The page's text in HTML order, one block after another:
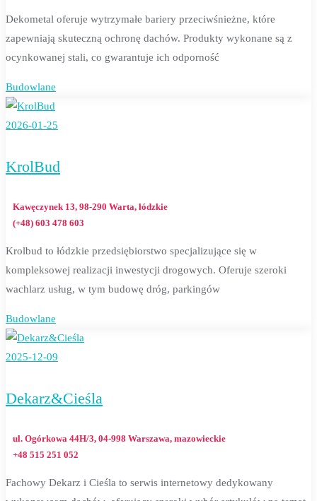
Dekometal oferuje wytrzymałe bariery przeciwśnieżne, które
zapewniają skuteczną ochronę dachów. Produkty wykonane są z
ocynkowanej stali, co gwarantuje ich odporność
Budowlane
2026-01-25
KrolBud
Kawęczynek 13, 98-290 Warta, łódzkie
(+48) 603 478 603
Krolbud to łódzkie przedsiębiorstwo specjalizujące się w
kompleksowej realizacji inwestycji drogowych. Oferuje szeroki
wachlarz usług, w tym budowę dróg, parkingów
Budowlane
2025-12-09
Dekarz&Cieśla
ul. Ogórkowa 44H/3, 04-998 Warszawa, mazowieckie
+48 515 251 052
Fachowy Dekarz i Cieśla to serwis internetowy dedykowany